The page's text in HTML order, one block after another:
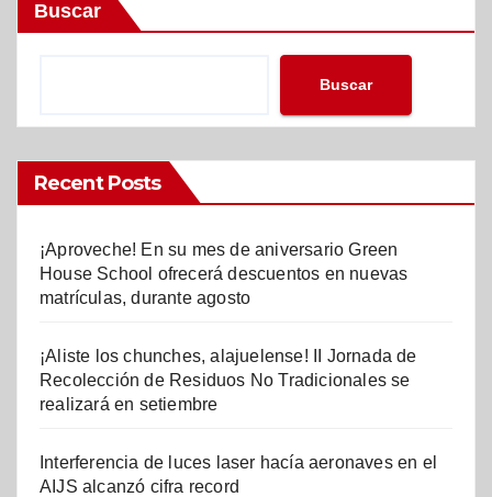
Buscar
Buscar
Recent Posts
¡Aproveche! En su mes de aniversario Green
House School ofrecerá descuentos en nuevas
matrículas, durante agosto
¡Aliste los chunches, alajuelense! II Jornada de
Recolección de Residuos No Tradicionales se
realizará en setiembre
Interferencia de luces laser hacía aeronaves en el
AIJS alcanzó cifra record